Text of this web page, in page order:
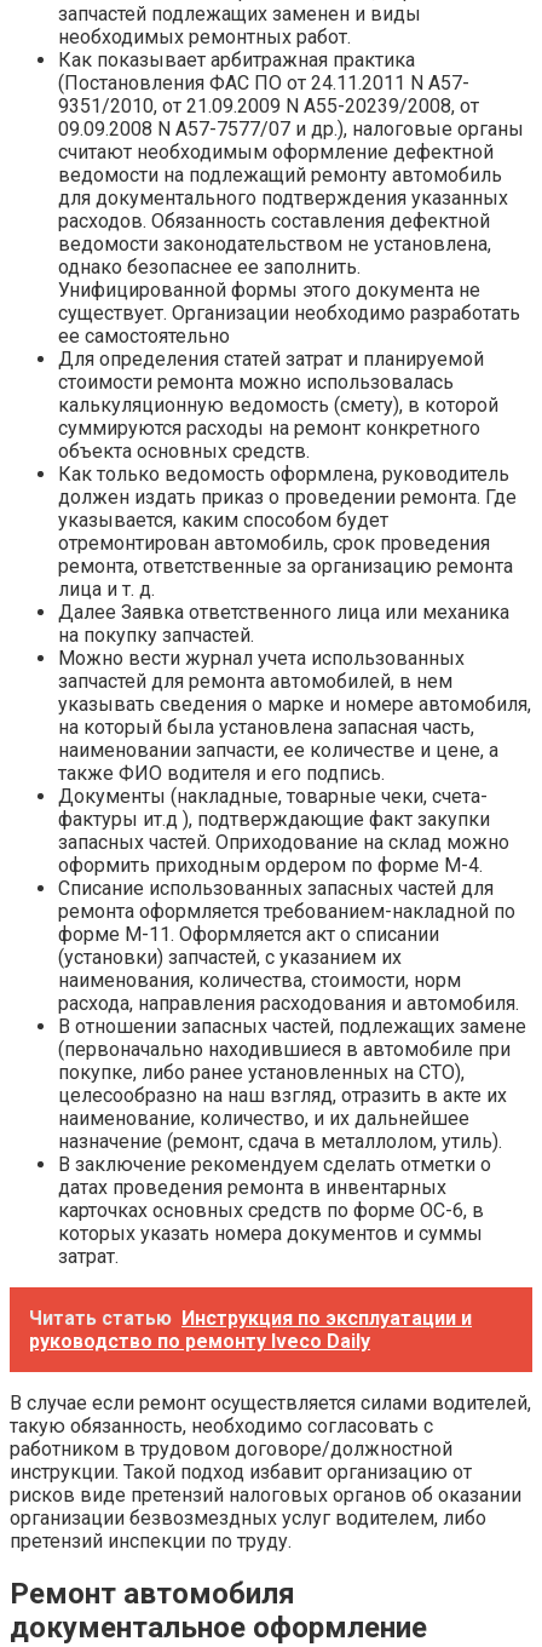
запчастей подлежащих заменен и виды
необходимых ремонтных работ.
Как показывает арбитражная практика
(Постановления ФАС ПО от 24.11.2011 N А57-
9351/2010, от 21.09.2009 N А55-20239/2008, от
09.09.2008 N А57-7577/07 и др.), налоговые органы
считают необходимым оформление дефектной
ведомости на подлежащий ремонту автомобиль
для документального подтверждения указанных
расходов. Обязанность составления дефектной
ведомости законодательством не установлена,
однако безопаснее ее заполнить.
Унифицированной формы этого документа не
существует. Организации необходимо разработать
ее самостоятельно
Для определения статей затрат и планируемой
стоимости ремонта можно использовалась
калькуляционную ведомость (смету), в которой
суммируются расходы на ремонт конкретного
объекта основных средств.
Как только ведомость оформлена, руководитель
должен издать приказ о проведении ремонта. Где
указывается, каким способом будет
отремонтирован автомобиль, срок проведения
ремонта, ответственные за организацию ремонта
лица и т. д.
Далее Заявка ответственного лица или механика
на покупку запчастей.
Можно вести журнал учета использованных
запчастей для ремонта автомобилей, в нем
указывать сведения о марке и номере автомобиля,
на который была установлена запасная часть,
наименовании запчасти, ее количестве и цене, а
также ФИО водителя и его подпись.
Документы (накладные, товарные чеки, счета-
фактуры ит.д ), подтверждающие факт закупки
запасных частей. Оприходование на склад можно
оформить приходным ордером по форме М-4.
Списание использованных запасных частей для
ремонта оформляется требованием-накладной по
форме М-11. Оформляется акт о списании
(установки) запчастей, с указанием их
наименования, количества, стоимости, норм
расхода, направления расходования и автомобиля.
В отношении запасных частей, подлежащих замене
(первоначально находившиеся в автомобиле при
покупке, либо ранее установленных на СТО),
целесообразно на наш взгляд, отразить в акте их
наименование, количество, и их дальнейшее
назначение (ремонт, сдача в металлолом, утиль).
В заключение рекомендуем сделать отметки о
датах проведения ремонта в инвентарных
карточках основных средств по форме ОС-6, в
которых указать номера документов и суммы
затрат.
Читать статью Инструкция по эксплуатации и
руководство по ремонту Iveco Daily
В случае если ремонт осуществляется силами водителей,
такую обязанность, необходимо согласовать с
работником в трудовом договоре/должностной
инструкции. Такой подход избавит организацию от
рисков виде претензий налоговых органов об оказании
организации безвозмездных услуг водителем, либо
претензий инспекции по труду.
Ремонт автомобиля
документальное оформление